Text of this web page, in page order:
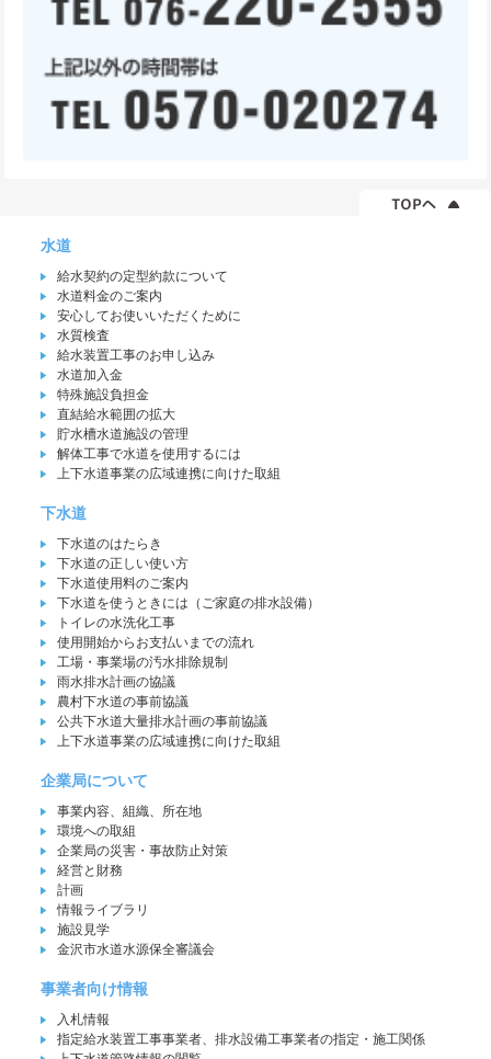
水道
給水契約の定型約款について
水道料金のご案内
安心してお使いいただくために
水質検査
給水装置工事のお申し込み
水道加入金
特殊施設負担金
直結給水範囲の拡大
貯水槽水道施設の管理
解体工事で水道を使用するには
上下水道事業の広域連携に向けた取組
下水道
下水道のはたらき
下水道の正しい使い方
下水道使用料のご案内
下水道を使うときには（ご家庭の排水設備）
トイレの水洗化工事
使用開始からお支払いまでの流れ
工場・事業場の汚水排除規制
雨水排水計画の協議
農村下水道の事前協議
公共下水道大量排水計画の事前協議
上下水道事業の広域連携に向けた取組
企業局について
事業内容、組織、所在地
環境への取組
企業局の災害・事故防止対策
経営と財務
計画
情報ライブラリ
施設見学
金沢市水道水源保全審議会
事業者向け情報
入札情報
指定給水装置工事事業者、排水設備工事業者の指定・施工関係